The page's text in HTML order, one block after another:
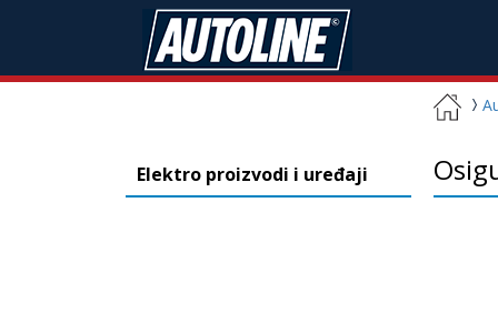
Elektro proizvodi i uređaji